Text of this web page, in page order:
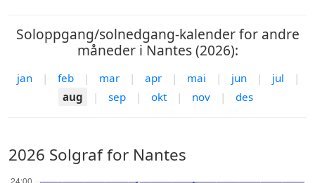
Soloppgang/solnedgang-kalender for andre
måneder i Nantes (2026):
jan | feb | mar | apr | mai | jun | jul
|
aug
| sep | okt | nov | des
2026 Solgraf for Nantes